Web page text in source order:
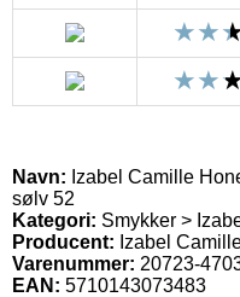
Navn: Izabel Camille
sølv 52
Kategori: Smykker >
Producent: Izabel
Varenummer: 20723-
EAN: 5710143073483